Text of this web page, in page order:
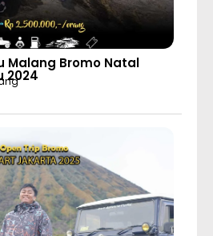
Malang Bromo Natal
2024